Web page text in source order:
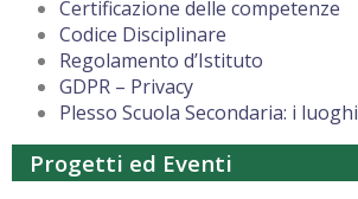
Certificazione delle competenze
Codice Disciplinare
Regolamento d’Istituto
GDPR – Privacy
Plesso Scuola Secondaria: i luoghi
Progetti ed Eventi